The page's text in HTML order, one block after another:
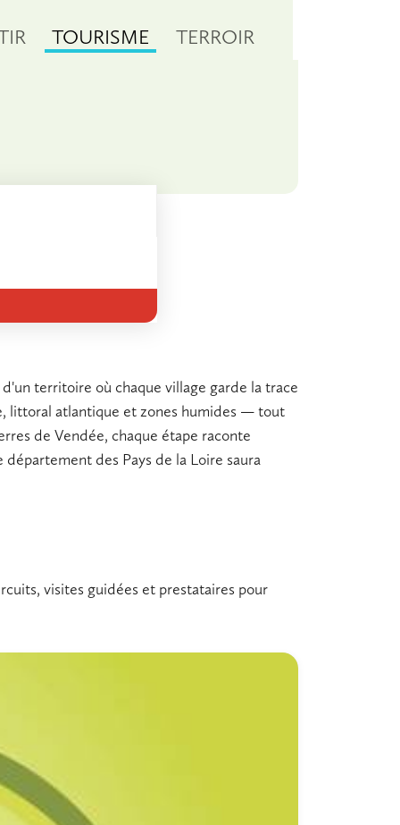
TOURISME TERROIR
territoire où chaque village garde la trace
littoral atlantique et zones humides — tout
de Vendée, chaque étape raconte
des Pays de la Loire saura
visites guidées et prestataires pour